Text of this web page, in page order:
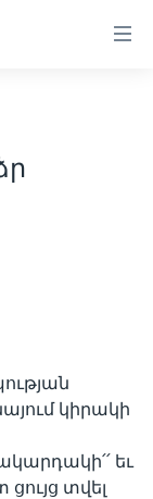
կիրակի
եւ
տվել